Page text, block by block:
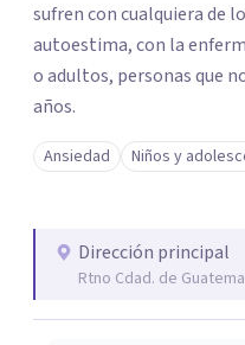
sufren con cualquiera de
autoestima, con la
o adultos, personas que
años.
Ansiedad Niños y
Dirección principal
Rtno Cdad. de